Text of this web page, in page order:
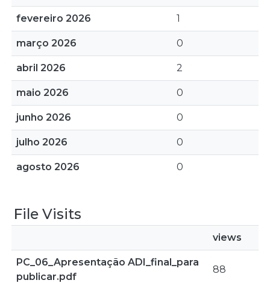
fevereiro 2026 1
março 2026 0
abril 2026 2
maio 2026 0
junho 2026 0
julho 2026 0
agosto 2026 0
File Visits
views
PC_06_Apresentação ADI_final_para
publicar.pdf
88